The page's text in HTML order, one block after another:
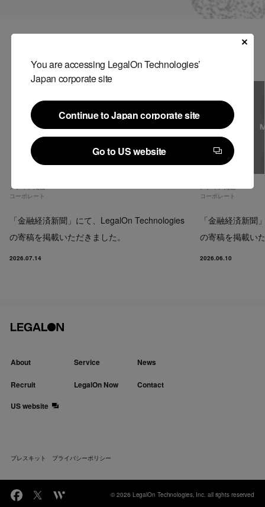
You are accessing LegalOn Technologies’
Japan corporate site
Continue to Japan corporate site
Continue to Japan corporate site
Go to US website
Go to US website
メディア掲載
コーポレート
「金融経済新聞」にて、LegalOn Technologies
の寄稿を掲載いただきました。
2026.07.14
コーポレート
「金融経済新聞
の寄稿を掲載い
2026.06.10
About Service News
Recruit LegalOn Now
Contact
US website
プレスキット プライバシーポリシー
© 2026 LegalOn Technologies, Inc. all rights reserved